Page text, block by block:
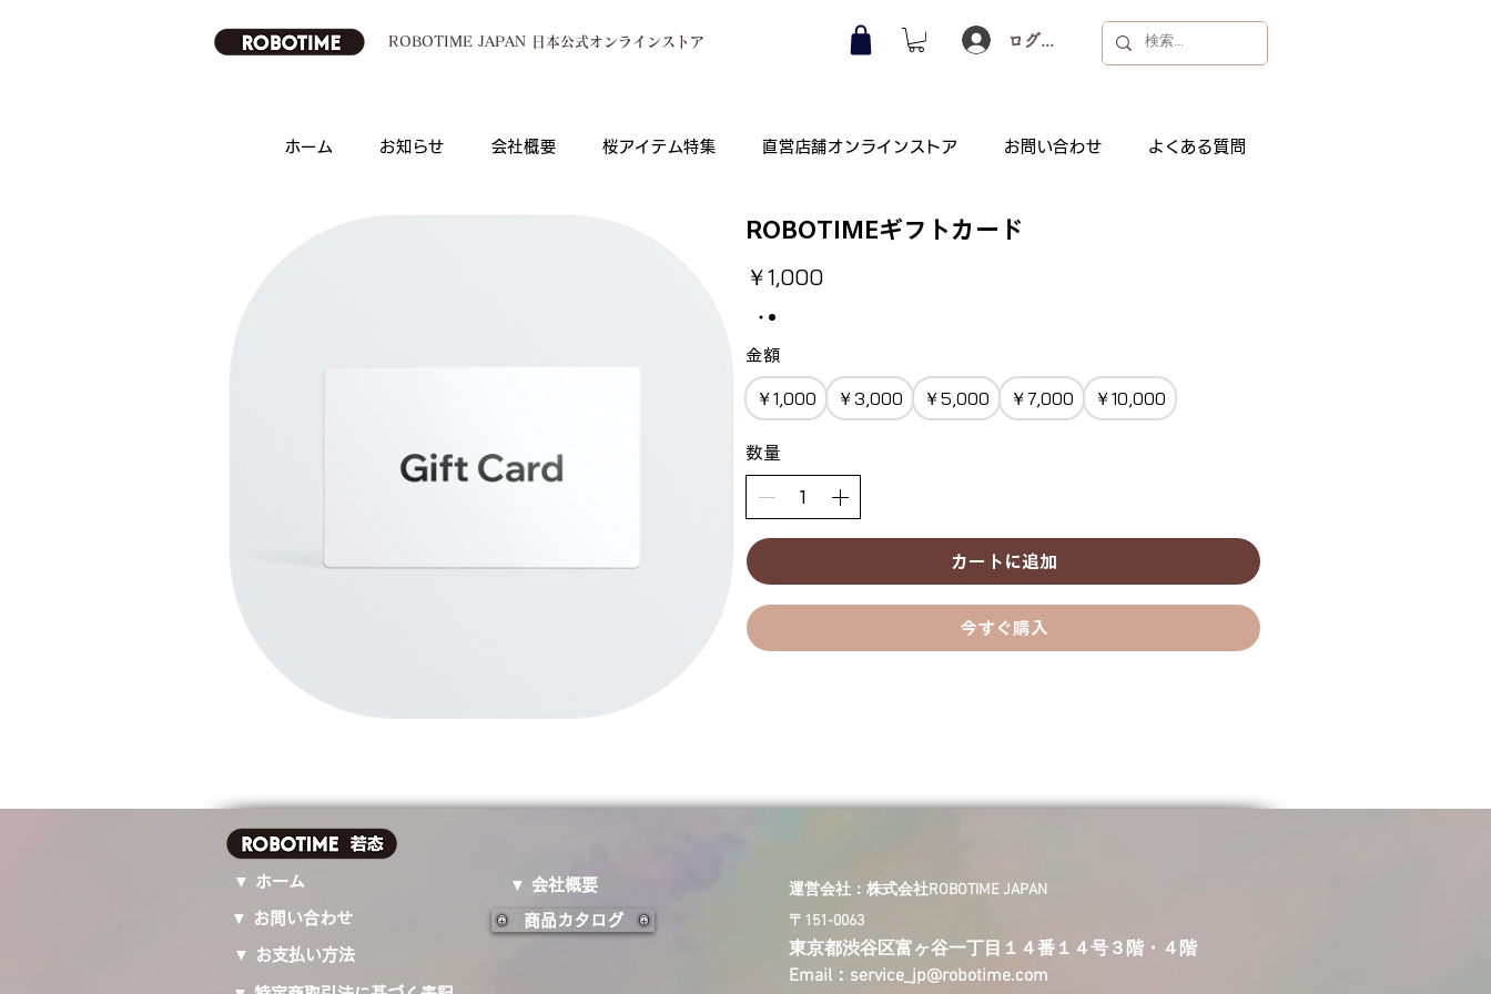
ROBOTIME JAPAN 日本公式オンラインストア ログイン
ホーム お知らせ 会社概要 桜アイテム特集 直営店舗オンラインストア お問い合わせ よくある質問
ROBOTIMEギフトカード
￥1,000
金額
￥1,000 ￥3,000 ￥5,000 ￥7,000 ￥10,000
数量
カートに追加
今すぐ購入
▼ ホーム
▼ お問い合わせ
▼ お支払い方法
▼ 会社概要
商品カタログ
​運営会社：株式会社ROBOTIME JAPAN
〒151-0063
東京都渋谷区富ヶ谷一丁目１４番１４号３階・４階
Email： service_jp@robotime.com